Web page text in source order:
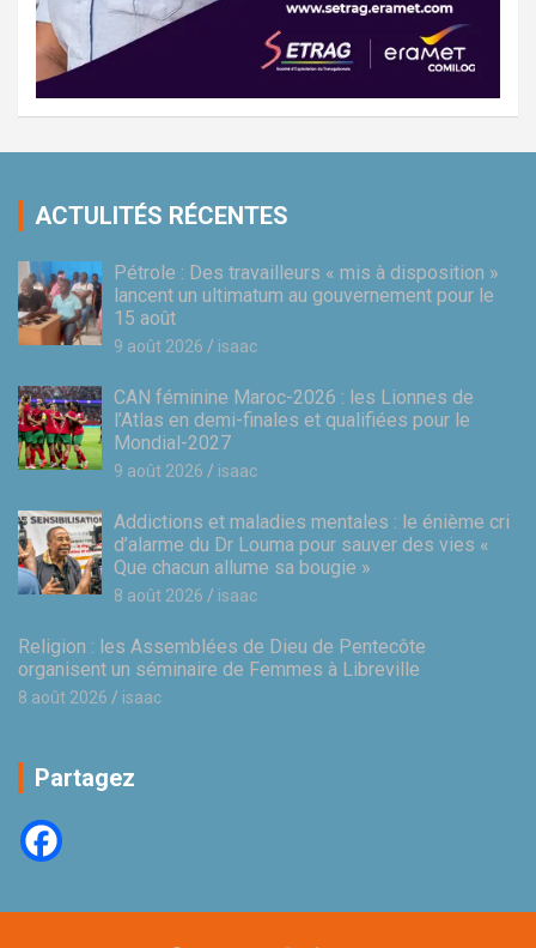
ACTULITÉS RÉCENTES
Pétrole : Des travailleurs « mis à disposition »
lancent un ultimatum au gouvernement pour le
15 août
9 août 2026 isaac
CAN féminine Maroc-2026 : les Lionnes de
l’Atlas en demi-finales et qualifiées pour le
Mondial-2027
9 août 2026 isaac
Addictions et maladies mentales : le énième cri
d’alarme du Dr Louma pour sauver des vies «
Que chacun allume sa bougie »
8 août 2026 isaac
Religion : les Assemblées de Dieu de Pentecôte
organisent un séminaire de Femmes à Libreville
8 août 2026 isaac
Partagez